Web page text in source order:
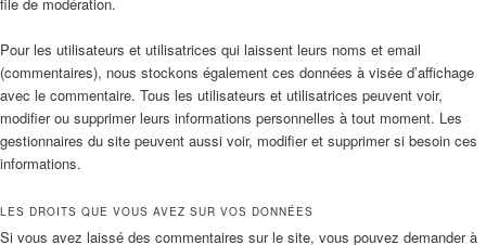
Pour les utilisateurs et utilisatrices qui laissent leurs noms et email
(commentaires), nous stockons également ces données à visée d’affichage
avec le commentaire. Tous les utilisateurs et utilisatrices peuvent voir,
modifier ou supprimer leurs informations personnelles à tout moment. Les
gestionnaires du site peuvent aussi voir, modifier et supprimer si besoin ces
informations.
LES DROITS QUE VOUS AVEZ SUR VOS DONNÉES
Si vous avez laissé des commentaires sur le site, vous pouvez demander à